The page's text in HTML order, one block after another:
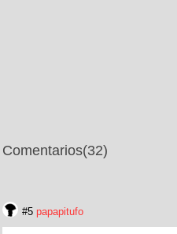
Comentarios(32)
#5 papapitufo